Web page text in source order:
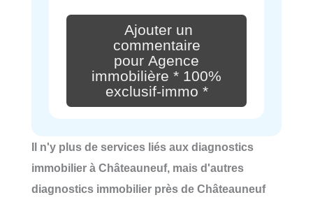
Ajouter un
commentaire
pour Agence
immobilière * 100%
exclusif-immo *
Il n'y plus de services liés aux diagnostics
immobilier à Châteauneuf, mais d'autres
diagnostics immobilier près de Châteauneuf